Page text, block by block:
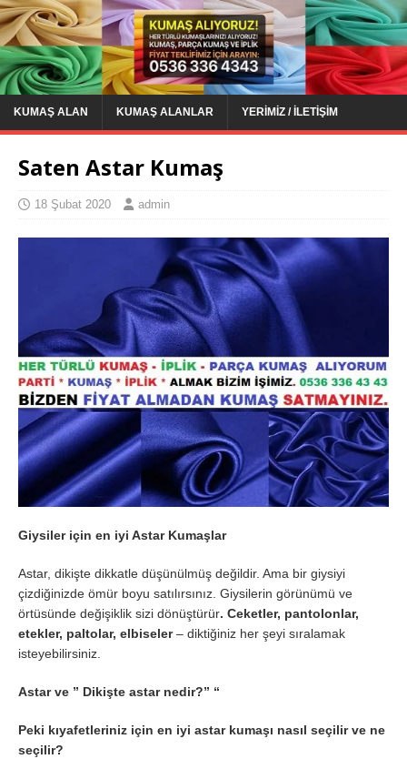
KUMAŞ ALAN KUMAŞ ALANLAR YERIMIZ / İLETIŞIM
Saten Astar Kumaş
18 Şubat 2020 admin
Giysiler için en iyi Astar Kumaşlar
Astar, dikişte dikkatle düşünülmüş değildir. Ama bir giysiyi
çizdiğinizde ömür boyu satılırsınız. Giysilerin görünümü ve
örtüsünde değişiklik sizi dönüştürür. Ceketler, pantolonlar,
etekler, paltolar, elbiseler– diktiğiniz her şeyi sıralamak
isteyebilirsiniz.
Astar ve ” Dikişte astar nedir?” “
Peki kıyafetleriniz için en iyi astar kumaşı nasıl seçilir ve ne
seçilir?